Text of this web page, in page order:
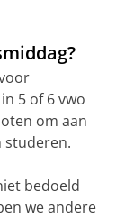
5 of 6 vwo
om aan
studeren.
bedoeld
we andere